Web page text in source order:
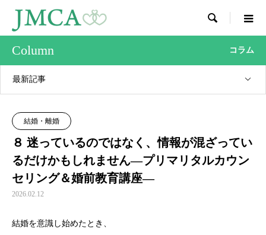

Column コラム
最新記事
結婚・離婚
８ 迷っているのではなく、情報が混ざってい
るだけかもしれません―プリマリタルカウン
セリング＆婚前教育講座―
2026.02.12
結婚を意識し始めたとき、